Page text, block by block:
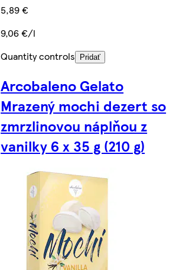
5,89 €
9,06 €/l
Quantity controls
Pridať
Arcobaleno Gelato
Mrazený mochi dezert so
zmrzlinovou náplňou z
vanilky 6 x 35 g (210 g)